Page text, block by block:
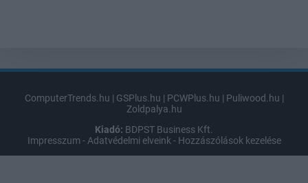
ComputerTrends.hu | GSPlus.hu | PCWPlus.hu | Puliwood.hu |
Zoldpalya.hu
Kiadó: BDPST Business Kft.
Impresszum - Adatvédelmi elveink - Hozzászólások kezelése